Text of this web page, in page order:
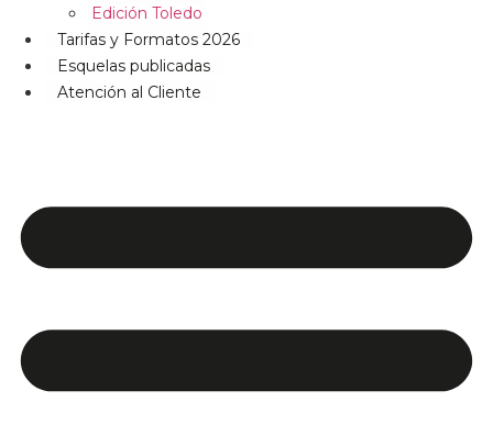
Edición Toledo
Tarifas y Formatos 2026
Esquelas publicadas
Atención al Cliente